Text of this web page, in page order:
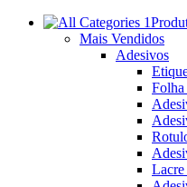
Mais Vendidos
Adesivos
Lacre